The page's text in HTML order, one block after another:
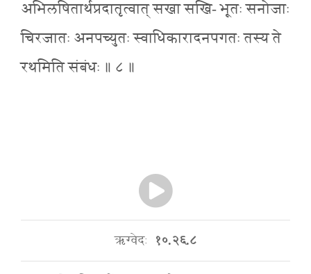
अभिलषितार्थप्रदातृत्वात् सखा सखि- भूतः सनोजाः
चिरजातः अनपच्युतः स्वाधिकारादनपगतः तस्य ते
रथमिति संबंधः ॥ ८ ॥
ऋग्वेदः १०.२६.८